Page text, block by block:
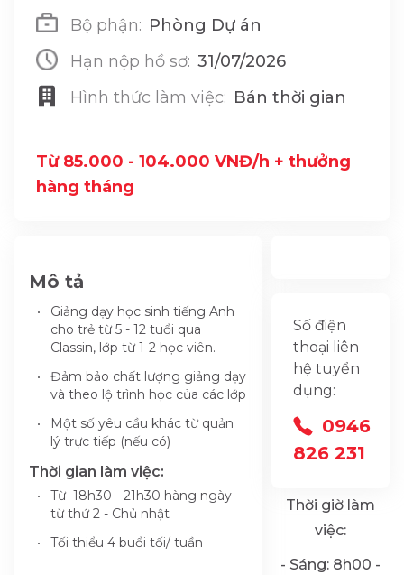
Bộ phận: Phòng Dự án
Hạn nộp hồ sơ: 31/07/2026
Hình thức làm việc: Bán thời gian
Từ 85.000 - 104.000 VNĐ/h + thưởng
hàng tháng
Mô tả
Giảng dạy học sinh tiếng Anh
cho trẻ từ 5 - 12 tuổi qua
Classin, lớp từ 1-2 học viên.
Đảm bảo chất lượng giảng dạy
và theo lộ trình học của các lớp
Một số yêu cầu khác từ quản
lý trực tiếp (nếu có)
Thời gian làm việc:
Từ 18h30 - 21h30 hàng ngày
từ thứ 2 - Chủ nhật
Tối thiểu 4 buổi tối/ tuần
Số điện
thoại liên
hệ tuyển
dụng:
0946
826 231
Thời giờ làm
việc:
- Sáng: 8h00 -